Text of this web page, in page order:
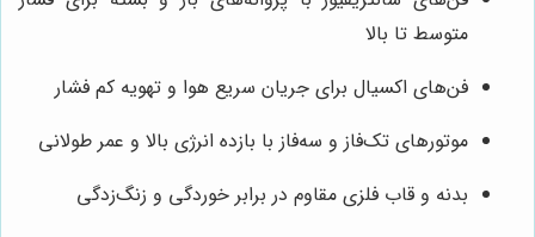
متوسط تا بالا
فن‌های اکسیال برای جریان سریع هوا و تهویه کم فشار
موتورهای تک‌فاز و سه‌فاز با بازده انرژی بالا و عمر طولانی
بدنه و قاب فلزی مقاوم در برابر خوردگی و زنگ‌زدگی